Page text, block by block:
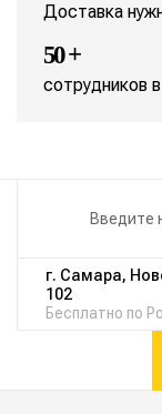
Доставка
50 +
сотрудников
г. Самара,
102
Бесплатно по